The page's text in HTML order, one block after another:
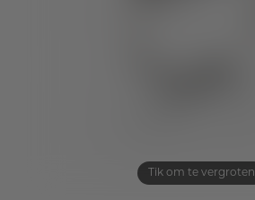
Tik om te vergroten